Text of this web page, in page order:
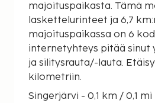
majoituspaikasta. Tämä mökki sijaitsee 23,7 km:n päässä kohteesta Rukan
laskettelurinteet ja 6,7
majoituspaikassa on 6
internetyhteys pitää sinut
ja silitysrauta/-lauta.
kilometriin.
Singerjärvi - 0,1 km / 0,1 mi